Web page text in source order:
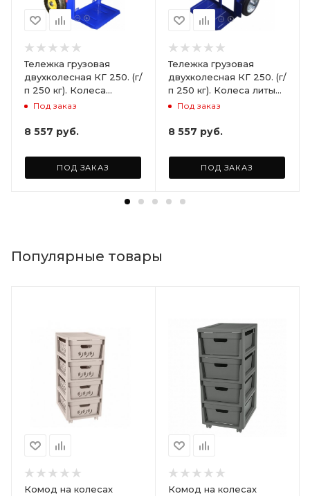
Тележка грузовая
двухколесная КГ 250. (г/
п 250 кг). Колеса
пневматические Ø250
Под заказ
8 557 руб.
ПОД ЗАКАЗ
Тележка грузовая
двухколесная КГ 250. (г/
п 250 кг). Колеса литые
Ø250 мм (2 шт)
Под заказ
8 557 руб.
ПОД ЗАКАЗ
Популярные товары
Комод на колесах
Комод на колесах